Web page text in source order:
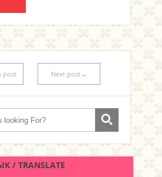
post Next post→
/ TRANSLATE